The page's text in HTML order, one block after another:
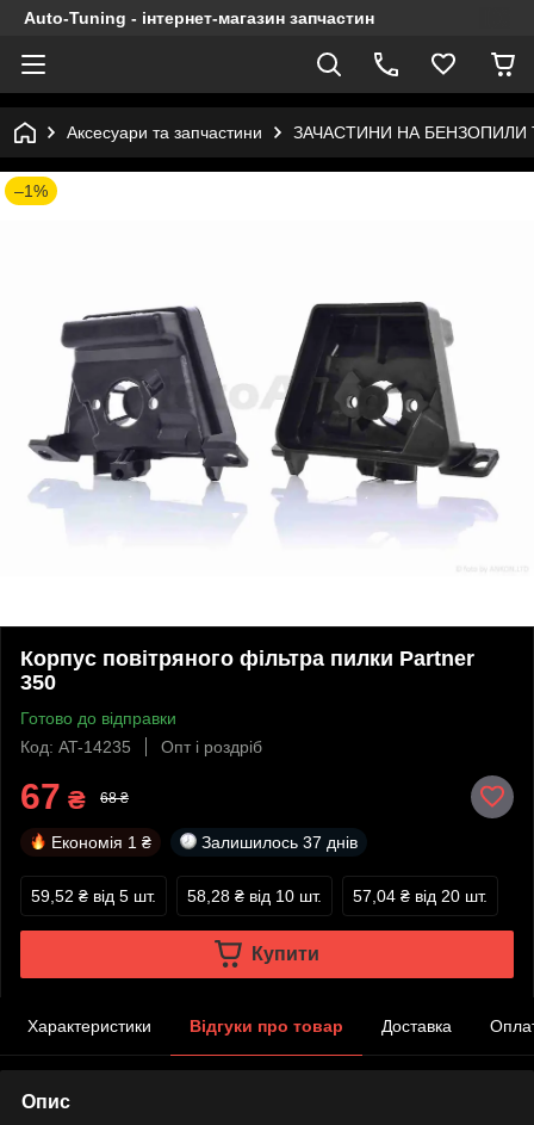
Auto-Tuning - інтернет-магазин запчастин
Аксесуари та запчастини ЗАЧАСТИНИ НА БЕНЗОПИЛИ
–1%
Корпус повітряного фільтра пилки Partner
350
Готово до відправки
Код: AT-14235
Опт і роздріб
67 ₴ 68 ₴
Економія 1 ₴ Залишилось 37 днів
59,52 ₴ від 5 шт. 58,28 ₴ від 10 шт. 57,04 ₴ від 20 шт.
Купити
Характеристики Відгуки про товар Доставка
Опис